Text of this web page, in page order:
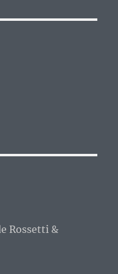
Rossetti &